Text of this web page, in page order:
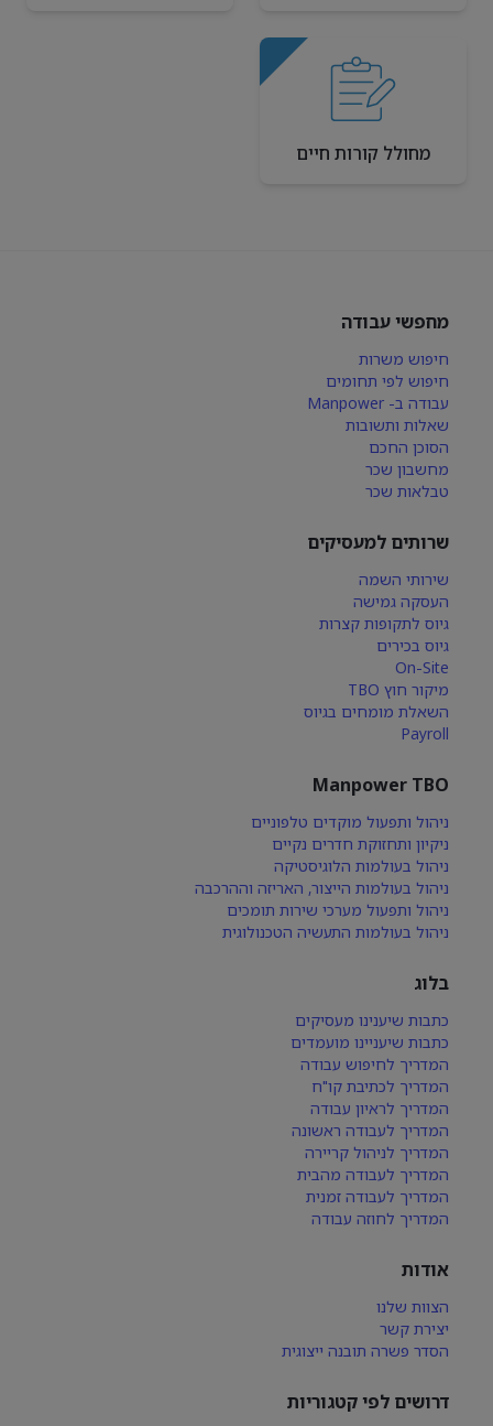
מחולל קורות חיים
מחפשי עבודה
חיפוש משרות
חיפוש לפי תחומים
עבודה ב- Manpower
שאלות ותשובות
הסוכן החכם
מחשבון שכר
טבלאות שכר
שרותים למעסיקים
שירותי השמה
העסקה גמישה
גיוס לתקופות קצרות
גיוס בכירים
On-Site
מיקור חוץ TBO
השאלת מומחים בגיוס
Payroll
Manpower TBO
ניהול ותפעול מוקדים טלפוניים
ניקיון ותחזוקת חדרים נקיים
ניהול בעולמות הלוגיסטיקה
ניהול בעולמות הייצור, האריזה וההרכבה
ניהול ותפעול מערכי שירות תומכים
ניהול בעולמות התעשיה הטכנולוגית
בלוג
כתבות שיענינו מעסיקים
כתבות שיעניינו מועמדים
המדריך לחיפוש עבודה
המדריך לכתיבת קו"ח
המדריך לראיון עבודה
המדריך לעבודה ראשונה
המדריך לניהול קריירה
המדריך לעבודה מהבית
המדריך לעבודה זמנית
המדריך לחוזה עבודה
אודות
הצוות שלנו
יצירת קשר
הסדר פשרה תובנה ייצוגית
דרושים לפי קטגוריות